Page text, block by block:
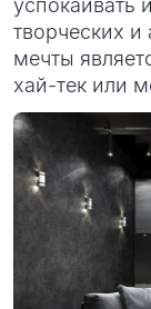
успокаивать
творческих
мечты
хай-тек или